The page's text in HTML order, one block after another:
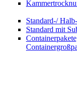
Standard-/
Standard mit